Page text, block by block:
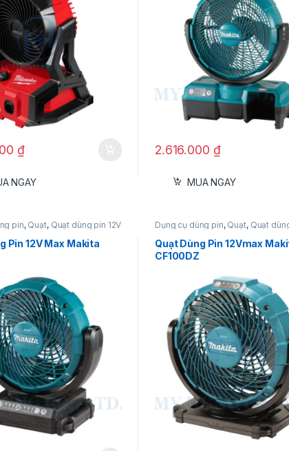
₫
NGAY
2.616.000 ₫
MUA NGAY
pin, Quạt, Quạt dùng pin 12V
Pin 12V Max Makita
Dụng cụ dùng pin, Quạt, Quạt
Quạt Dùng Pin 12Vmax
CF100DZ